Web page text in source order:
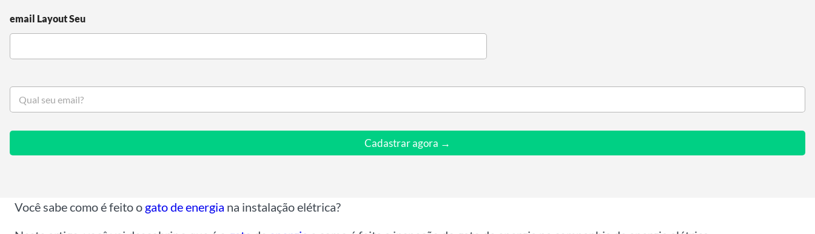
email Layout Seu
S
u
Cadastrar agora →
Você sabe como é feito o gato de energia na instalação elétrica?